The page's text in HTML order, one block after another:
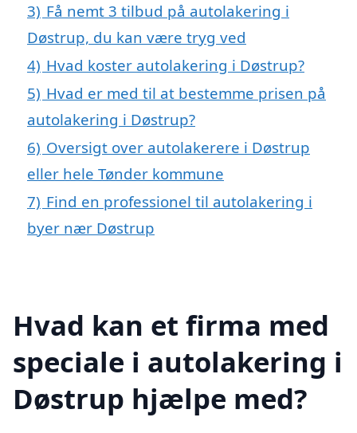
3) Få nemt 3 tilbud på autolakering i
Døstrup, du kan være tryg ved
4) Hvad koster autolakering i Døstrup?
5) Hvad er med til at bestemme prisen på
autolakering i Døstrup?
6) Oversigt over autolakerere i Døstrup
eller hele Tønder kommune
7) Find en professionel til autolakering i
byer nær Døstrup
Hvad kan et firma med
speciale i autolakering i
Døstrup hjælpe med?